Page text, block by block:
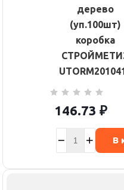
дерево
(уп.100шт)
коробка
146.73 ₽
В